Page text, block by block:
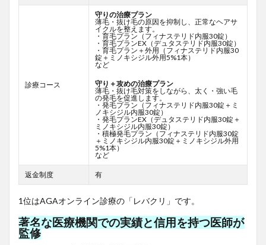
診療コース
守りの治療プラン
薄毛・抜け毛の原因を抑制し、正常なヘアサ
イクルを整えます。
・育毛プラン（フィナステリド内服30錠）
・育毛プランEX（デュタステリド内服30錠）
・育毛プラン＋外用（フィナステリド内服30
錠＋ミノキシジル外用5%1本）
など
守り＋攻めの治療プラン
薄毛・抜け毛対策をしながら、太く・強い毛
の発毛を促進します。
・発毛プラン（フィナステリド内服30錠＋ミ
ノキシジル内服30錠）
・発毛プランEX（デュタステリド内服30錠＋
ミノキシジル内服30錠）
・積極発毛プラン（フィナステリド内服30錠
＋ミノキシジル内服30錠＋ミノキシジル外用
5%1本）
など
返金制度 有
1位はAGAオンライン診療の「レバクリ」です。
著名な医療機関での実績と信用を持つ医師が
監修